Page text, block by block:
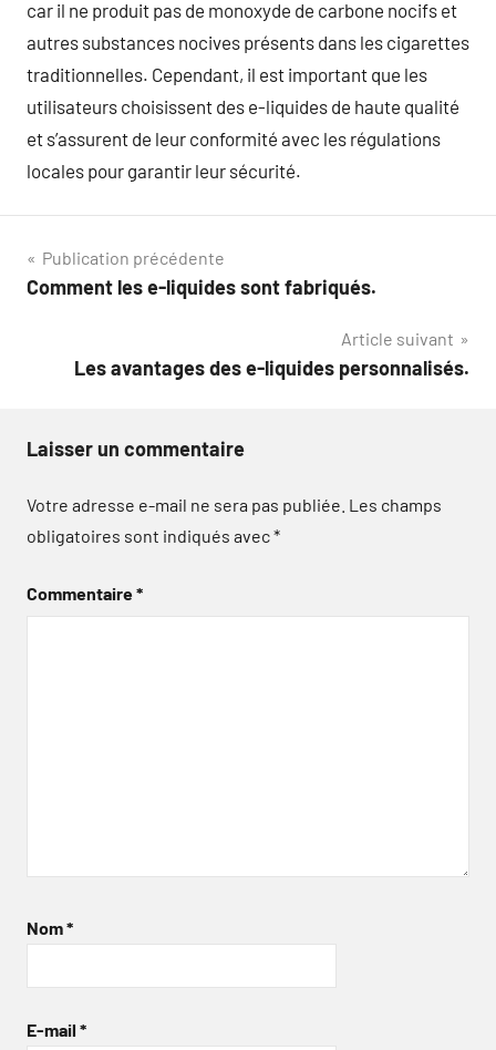
car il ne produit pas de monoxyde de carbone nocifs et
autres substances nocives présents dans les cigarettes
traditionnelles. Cependant, il est important que les
utilisateurs choisissent des e-liquides de haute qualité
et s’assurent de leur conformité avec les régulations
locales pour garantir leur sécurité.
Navigation
de
Publication précédente
Comment les e-liquides sont fabriqués.
Article suivant
Les avantages des e-liquides personnalisés.
Laisser un commentaire
Votre adresse e-mail ne sera pas publiée. Les champs
obligatoires sont indiqués avec*
Commentaire*
Nom*
E-mail *